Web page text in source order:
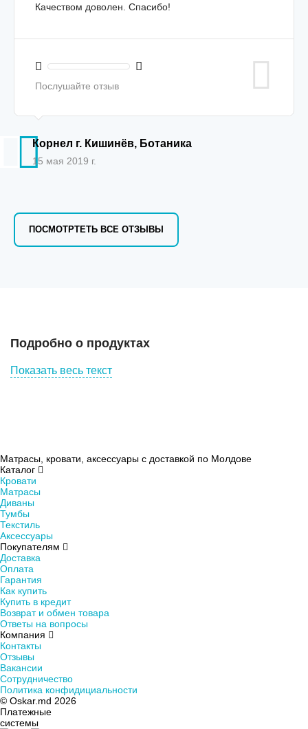
Качеством доволен. Спасибо!
Послушайте отзыв
Корнел г. Кишинёв, Ботаника
15 мая 2019 г.
ПОСМОТРТЕТЬ ВСЕ ОТЗЫВЫ
Подробно о продуктах
Показать весь текст
Матрасы, кровати, аксессуары с доставкой по Молдове
Каталог
Кровати
Матрасы
Диваны
Тумбы
Текстиль
Аксессуары
Покупателям
Доставка
Оплата
Гарантия
Как купить
Купить в кредит
Возврат и обмен товара
Ответы на вопросы
Компания
Контакты
Отзывы
Вакансии
Сотрудничество
Политика конфидициальности
© Oskar.md 2026
Платежные
системы